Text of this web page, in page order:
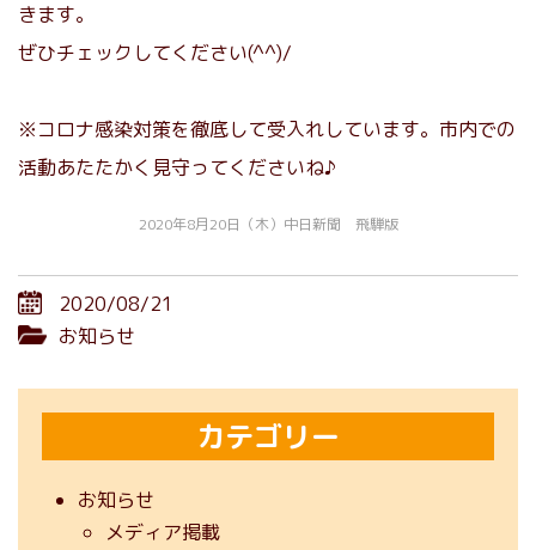
きます。
ぜひチェックしてください(^^)/
※コロナ感染対策を徹底して受入れしています。市内での
活動あたたかく見守ってくださいね♪
2020年8月20日（木）中日新聞 飛騨版
2020/08/21
お知らせ
カテゴリー
お知らせ
メディア掲載